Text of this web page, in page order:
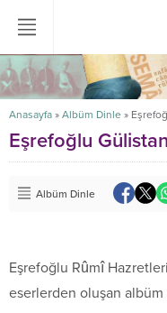
Anasayfa » Albüm Dinle »
Eşrefoğlu
Albüm Dinle
Eşrefoğlu Rûmî
eserlerden oluşan